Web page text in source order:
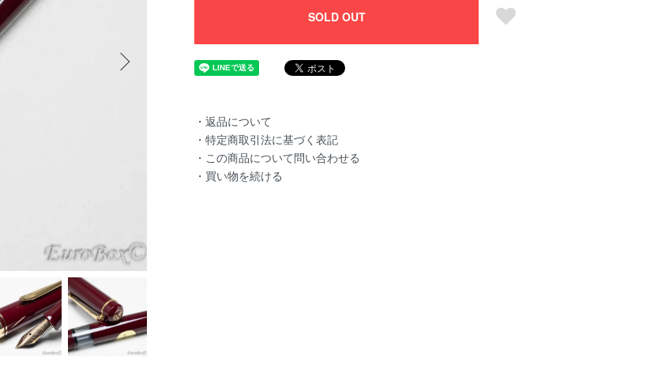
SOLD OUT
・返品について
・特定商取引法に基づく表記
・この商品について問い合わせる
・買い物を続ける